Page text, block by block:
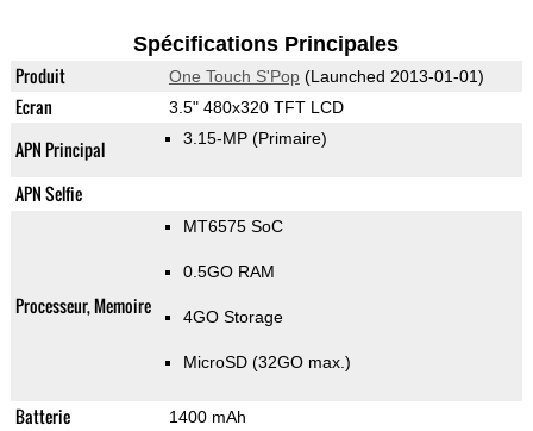
Spécifications Principales
Produit One Touch S'Pop(Launched 2013-01-01)
Ecran 3.5" 480x320 TFT LCD
APN Principal 3.15-MP (Primaire)
APN Selfie
Processeur, Memoire
MT6575 SoC
0.5GO RAM
4GO Storage
MicroSD (32GO max.)
Batterie 1400 mAh